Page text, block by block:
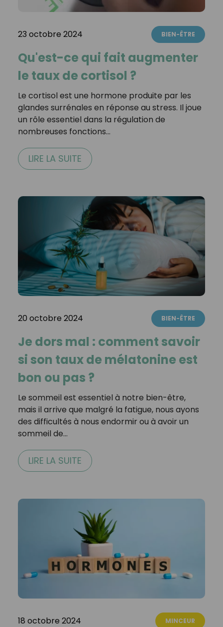
23 octobre 2024 BIEN-ÊTRE
Qu'est-ce qui fait augmenter
le taux de cortisol ?
Le cortisol est une hormone produite par les
glandes surrénales en réponse au stress. Il joue
un rôle essentiel dans la régulation de
nombreuses fonctions…
LIRE LA SUITE
20 octobre 2024 BIEN-ÊTRE
Je dors mal : comment savoir
si son taux de mélatonine est
bon ou pas ?
Le sommeil est essentiel à notre bien-être,
mais il arrive que malgré la fatigue, nous ayons
des difficultés à nous endormir ou à avoir un
sommeil de…
LIRE LA SUITE
18 octobre 2024 MINCEUR